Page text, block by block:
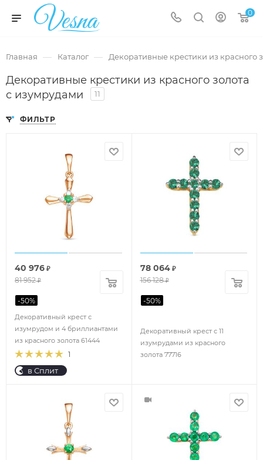
0
Главная — Каталог — Декоративные крестики из красного
Декоративные крестики из красного золота
с изумрудами
11
ФИЛЬТР
1
Декоративный крест с
изумрудом и 4 бриллиантами
из красного золота 61444
40 976 ₽
81 952₽
-50%
в Сплит
Декоративный крест с 11
изумрудами из красного
золота 77716
78 064₽
156 128₽
-50%